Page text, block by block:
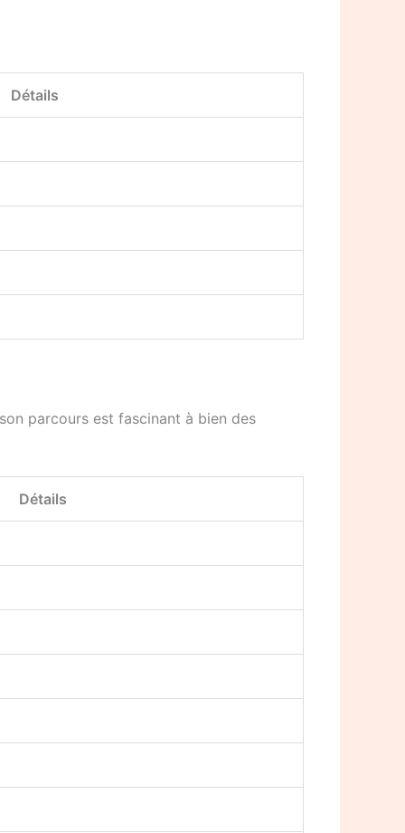
Détails
parcours est fascinant à bien des
Détails